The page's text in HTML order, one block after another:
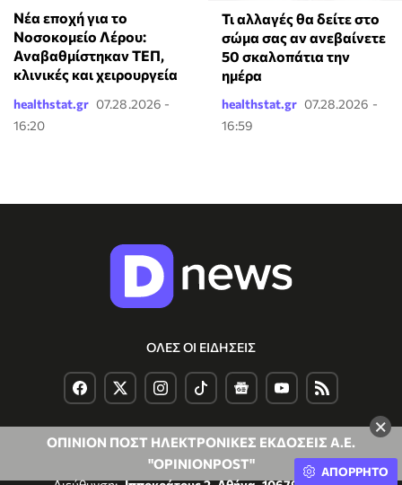
×
Νέα εποχή για το
Νοσοκομείο Λέρου:
Αναβαθμίστηκαν ΤΕΠ,
κλινικές και χειρουργεία
healthstat.gr 07.28.2026 -
16:20
Τι αλλαγές θα δείτε στο
σώμα σας αν ανεβαίνετε
50 σκαλοπάτια την
ημέρα
healthstat.gr 07.28.2026 -
16:59
ΟΛΕΣ ΟΙ ΕΙΔΗΣΕΙΣ
ΟΠΙΝΙΟΝ ΠΟΣΤ ΗΛΕΚΤΡΟΝΙΚΕΣ ΕΚΔΟΣΕΙΣ Α.Ε.
"OPINIONPOST"
ΑΠΟΡΡΗΤΟ